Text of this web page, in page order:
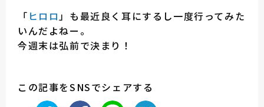
「 ヒロロ」も最近良く耳にするし一度行ってみた
いんだよねー。
今週末は弘前で決まり！
この記事をSNSでシェアする